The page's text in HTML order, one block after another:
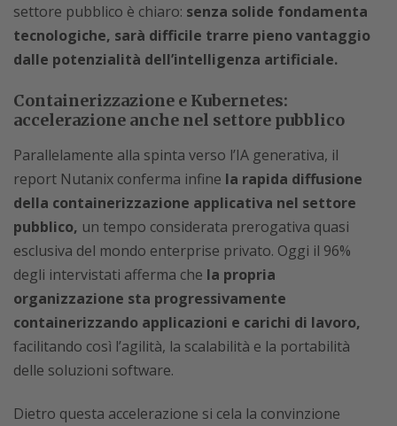
settore pubblico è chiaro: senza solide fondamenta
tecnologiche, sarà difficile trarre pieno vantaggio
dalle potenzialità dell’intelligenza artificiale.
Containerizzazione e Kubernetes:
accelerazione anche nel settore pubblico
Parallelamente alla spinta verso l’IA generativa, il
report Nutanix conferma infine la rapida diffusione
della containerizzazione applicativa nel settore
pubblico, un tempo considerata prerogativa quasi
esclusiva del mondo enterprise privato. Oggi il 96%
degli intervistati afferma che la propria
organizzazione sta progressivamente
containerizzando applicazioni e carichi di lavoro,
facilitando così l’agilità, la scalabilità e la portabilità
delle soluzioni software.
Dietro questa accelerazione si cela la convinzione